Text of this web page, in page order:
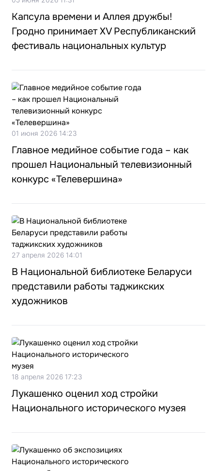
Капсула времени и Аллея дружбы!
Гродно принимает XV Республиканский
фестиваль национальных культур
01 июня 2026 14:23
Главное медийное событие года – как
прошел Национальный телевизионный
конкурс «Телевершина»
27 апреля 2026 14:01
В Национальной библиотеке Беларуси
представили работы таджикских
художников
18 апреля 2026 17:23
Лукашенко оценил ход стройки
Национального исторического музея